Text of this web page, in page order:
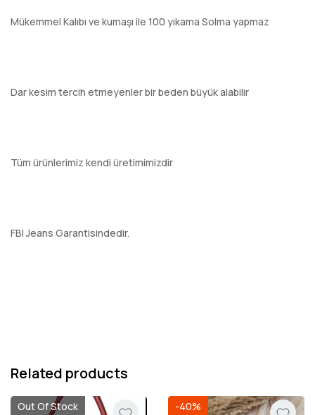
Mükemmel Kalıbı ve kumaşı ile 100 yıkama Solma yapmaz
Dar kesim tercih etmeyenler bir beden büyük alabilir
Tüm ürünlerimiz kendi üretimimizdir
FBI Jeans Garantisindedir.
Related products
Out Of Stock -40%